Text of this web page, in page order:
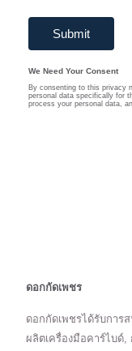
ดอกกัดเพชร
ดอกกัดเพชรได้รับการ
ผลิตเครื่องมือคาร์ไบ